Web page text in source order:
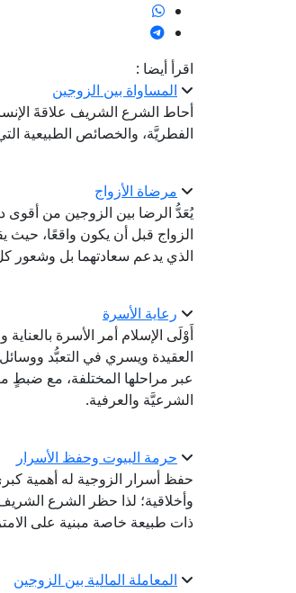
اقرأ أيضا :
المساواة بين الزوجين
أحاط الشرع الشريف علاقةَ
الفطريَّة، والخصائص الطبيعية
مرضاة الأزواج
يُعَدُّ الرضا بين الزوجين من أقوى
الزواج قبل أن يكون واقعًا، حيث
الذي يدعم سعادتهما بل وشعور
رعاية الأسرة
أَوْلَى الإسلام أمر الأسرة
العقيدة ويسري في التعبُّد
عبر مراحلها المختلفة، مع ضبطٍ
الشرعيَّة والعرفية.
حرمة البيوت وحفظ الأسرار
حفظ أسرار الزوجية له أهمية
وأخلاقية؛ لذا حظر الشرع
ذات طبيعة خاصة مبنية على
المعاملة المالية بين الزوجين